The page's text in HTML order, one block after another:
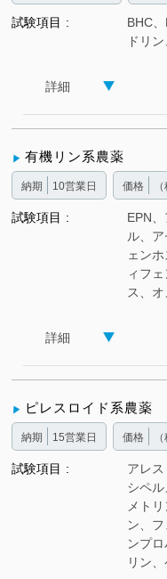
試験項目
BHC
ドリ
詳細
有機リン系農薬
納期 10営業日 価格
試験項目
EPN
ル、
ェン
ィフ
ス、
詳細
ピレスロイド系農薬
納期 15営業日 価格
試験項目
アレス
シペ
メト
ン、
ンプ
リン